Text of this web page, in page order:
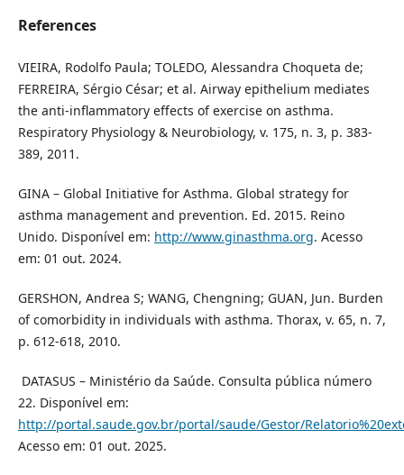
References
VIEIRA, Rodolfo Paula; TOLEDO, Alessandra Choqueta de;
FERREIRA, Sérgio César; et al. Airway epithelium mediates
the anti-inflammatory effects of exercise on asthma.
Respiratory Physiology & Neurobiology, v. 175, n. 3, p. 383-
389, 2011.
GINA – Global Initiative for Asthma. Global strategy for
asthma management and prevention. Ed. 2015. Reino
Unido. Disponível em: http://www.ginasthma.org. Acesso
em: 01 out. 2024.
GERSHON, Andrea S; WANG, Chengning; GUAN, Jun. Burden
of comorbidity in individuals with asthma. Thorax, v. 65, n. 7,
p. 612-618, 2010.
⁠ ⁠DATASUS – Ministério da Saúde. Consulta pública número
22. Disponível em:
http://portal.saude.gov.br/portal/saude/Gestor/
Acesso em: 01 out. 2025.